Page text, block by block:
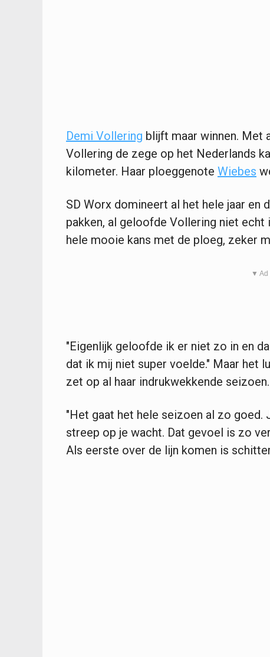
Demi Vollering blijft maar winnen. Met
Vollering de zege op het Nederlands
kilometer. Haar ploeggenote Wiebes
SD Worx domineert al het hele jaar en
pakken, al geloofde Vollering niet echt
hele mooie kans met de ploeg, zeker
▼ Ad
"Eigenlijk geloofde ik er niet zo in en
dat ik mij niet super voelde." Maar het
zet op al haar indrukwekkende seizoen.
"Het gaat het hele seizoen al zo
streep op je wacht. Dat gevoel is zo
Als eerste over de lijn komen is